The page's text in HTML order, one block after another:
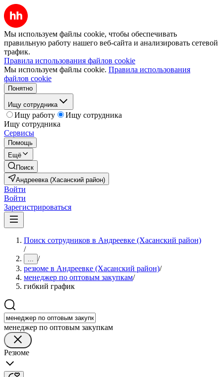
Мы используем файлы cookie, чтобы обеспечивать
правильную работу нашего веб-сайта и анализировать сетевой
трафик.
Правила использования файлов cookie
Мы используем файлы cookie. Правила использования
файлов cookie
Понятно
Ищу сотрудника
Ищу работу
Ищу сотрудника
Ищу сотрудника
Сервисы
Помощь
Ещё
Поиск
Андреевка (Хасанский район)
Войти
Войти
Зарегистрироваться
Поиск сотрудников в Андреевке (Хасанский район)
/
... /
резюме в Андреевке (Хасанский район)/
менеджер по оптовым закупкам/
гибкий график
менеджер по оптовым закупкам
Резюме